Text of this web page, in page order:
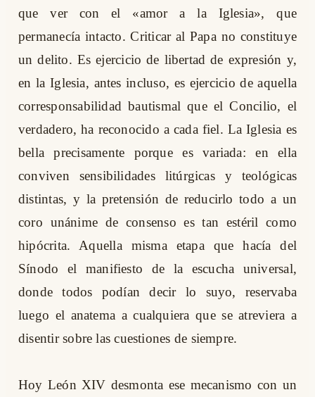
que ver con el «amor a la Iglesia», que
permanecía intacto. Criticar al Papa no constituye
un delito. Es ejercicio de libertad de expresión y,
en la Iglesia, antes incluso, es ejercicio de aquella
corresponsabilidad bautismal que el Concilio, el
verdadero, ha reconocido a cada fiel. La Iglesia es
bella precisamente porque es variada: en ella
conviven sensibilidades litúrgicas y teológicas
distintas, y la pretensión de reducirlo todo a un
coro unánime de consenso es tan estéril como
hipócrita. Aquella misma etapa que hacía del
Sínodo el manifiesto de la escucha universal,
donde todos podían decir lo suyo, reservaba
luego el anatema a cualquiera que se atreviera a
disentir sobre las cuestiones de siempre.
Hoy León XIV desmonta ese mecanismo con un